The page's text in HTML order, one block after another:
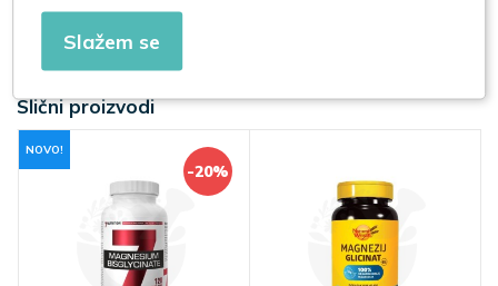
Čuvati na temperaturi do 25°C, na suvom mestu, zaštićeno
od svetlosti. Čuvati van domašaja dece.
Slični proizvodi
NOVO!
-20%
Slažem se